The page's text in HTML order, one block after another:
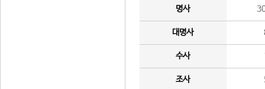
명사
대명사
수사
조사